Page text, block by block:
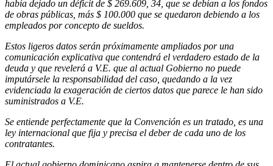
había dejado un déficit de $ 269.609, 34, que se debían a los fondos
de obras públicas, más $ 100.000 que se quedaron debiendo a los
empleados por concepto de sueldos.
Estos ligeros datos serán próximamente ampliados por una
comunicación explicativa que contendrá el verdadero estado de la
deuda y que revelerá a V.E. que al actual Gobierno no puede
imputársele la responsabilidad del caso, quedando a la vez
evidenciada la exageración de ciertos datos que parece le han sido
suministrados a V.E.
Se entiende perfectamente que la Convención es un tratado, es una
ley internacional que fija y precisa el deber de cada uno de los
contratantes.